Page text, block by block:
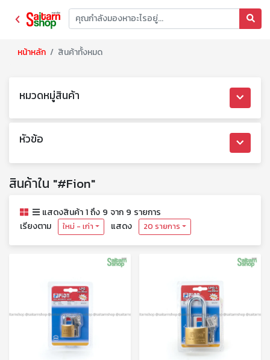
หน้าหลัก สินค้าทั้งหมด
หมวดหมู่สินค้า
หัวข้อ
สินค้าใน "#Fion"
แสดงสินค้า 1 ถึง 9 จาก 9 รายการ
เรียงตาม
ใหม่ - เก่า แสดง 20 รายการ